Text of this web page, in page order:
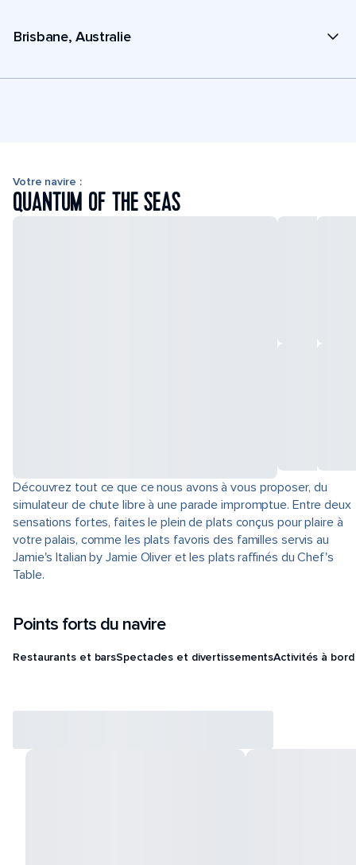
Brisbane, Australie
Votre navire :
QUANTUM OF THE SEAS
Découvrez tout ce que ce nous avons à vous proposer, du
simulateur de chute libre à une parade impromptue. Entre deux
sensations fortes, faites le plein de plats conçus pour plaire à
votre palais, comme les plats favoris des familles servis au
Jamie's Italian by Jamie Oliver et les plats raffinés du Chef's
Table.
Points forts du navire
Restaurants et barsSpectacles et divertissementsActivités à bord